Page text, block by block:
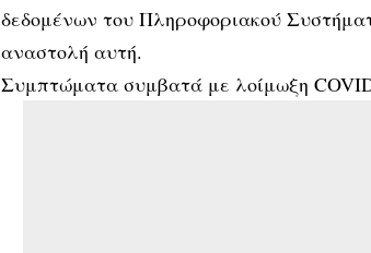
δεδομένων του Πληροφοριακού
αναστολή αυτή.
Συμπτώματα συμβατά με λοίμωξη